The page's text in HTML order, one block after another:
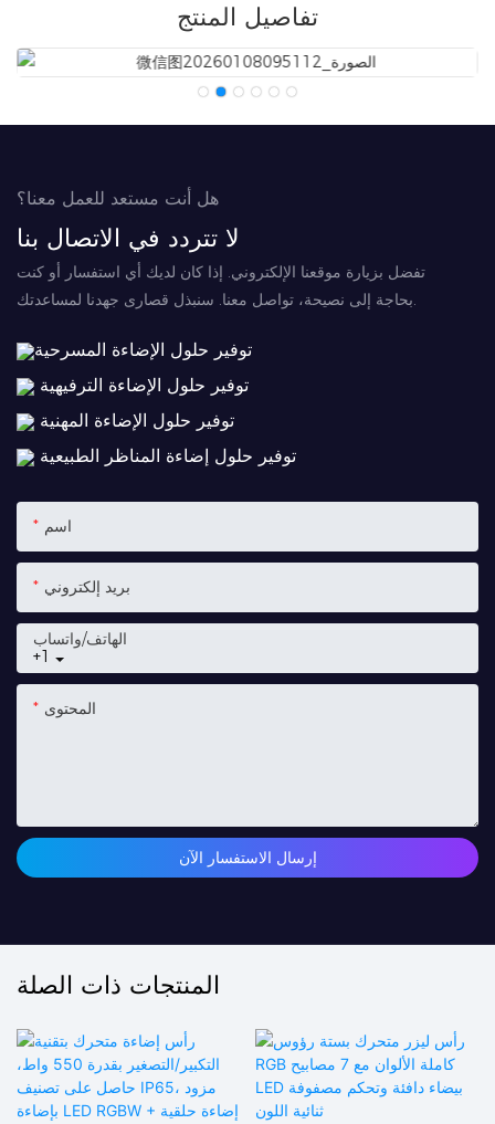
تفاصيل المنتج
هل أنت مستعد للعمل معنا؟
لا تتردد في الاتصال بنا
تفضل بزيارة موقعنا الإلكتروني. إذا كان لديك أي استفسار أو كنت
بحاجة إلى نصيحة، تواصل معنا. سنبذل قصارى جهدنا لمساعدتك.
توفير حلول الإضاءة المسرحية
توفير حلول الإضاءة الترفيهية
توفير حلول الإضاءة المهنية
توفير حلول إضاءة المناظر الطبيعية
اسم
بريد إلكتروني
+1
الهاتف/واتساب
المحتوى
إرسال الاستفسار الآن
المنتجات ذات الصلة